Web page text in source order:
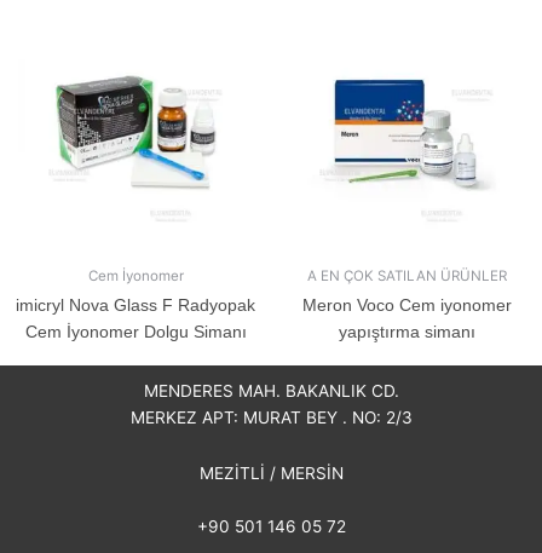
Cem İyonomer
imicryl Nova Glass F Radyopak
Cem İyonomer Dolgu Simanı
A EN ÇOK SATILAN ÜRÜNLER
Meron Voco Cem iyonomer
yapıştırma simanı
MENDERES MAH. BAKANLIK CD.
MERKEZ APT: MURAT BEY . NO: 2/3
MEZİTLİ / MERSİN
+90 501 146 05 72